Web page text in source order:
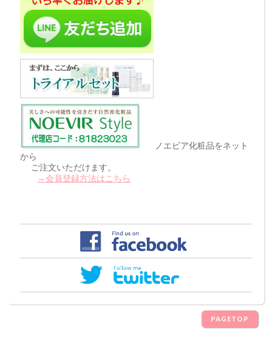
ノエビア化粧品をネット
から
ご注文いただけます。
→会員登録方法はこちら
PAGETOP